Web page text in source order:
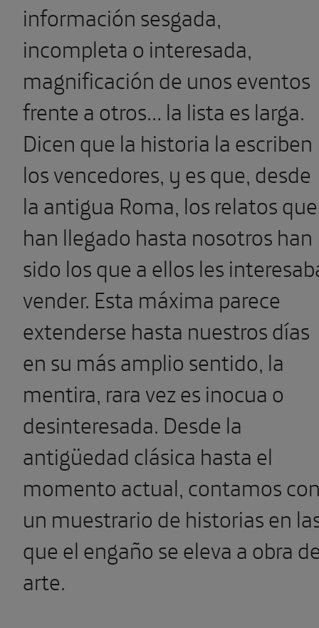
información sesgada,
incompleta o interesada,
magnificación de unos eventos
frente a otros… la lista es larga.
Dicen que la historia la escriben
los vencedores, y es que, desde
la antigua Roma, los relatos que
han llegado hasta nosotros han
sido los que a ellos les
vender. Esta máxima parece
extenderse hasta nuestros días
en su más amplio sentido, la
mentira, rara vez es inocua o
desinteresada. Desde la
antigüedad clásica hasta el
momento actual, contamos
un muestrario de historias en
que el engaño se eleva a obra
arte.